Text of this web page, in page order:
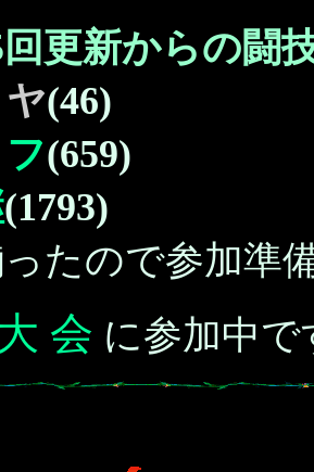
回更新からの闘
(46)
(659)
(1793)
ったので参加準
会 に参加中で